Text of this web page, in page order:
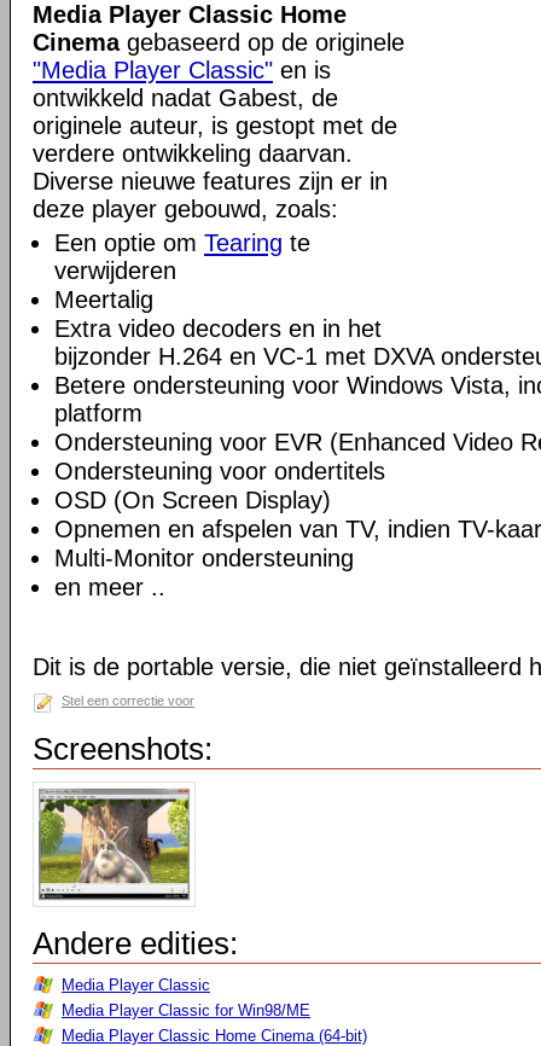
Media Player Classic Home
Cinemagebaseerd op de originele
"Media Player Classic" en is
ontwikkeld nadat Gabest, de
originele auteur, is gestopt met de
verdere ontwikkeling daarvan.
Diverse nieuwe features zijn er in
deze player gebouwd, zoals:
Een optie om Tearing te
verwijderen
Meertalig
Extra video decoders en in het
bijzonder H.264 en VC-1 met DXVA
Betere ondersteuning voor Windows Vista,
platform
Ondersteuning voor EVR (Enhanced Video
Ondersteuning voor ondertitels
OSD (On Screen Display)
Opnemen en afspelen van TV, indien TV-
Multi-Monitor ondersteuning
en meer ..
Dit is de portable versie, die niet geïnstalleerd
Stel een correctie voor
Screenshots:
Andere edities:
Media Player Classic
Media Player Classic for Win98/ME
Media Player Classic Home Cinema (64-bit)